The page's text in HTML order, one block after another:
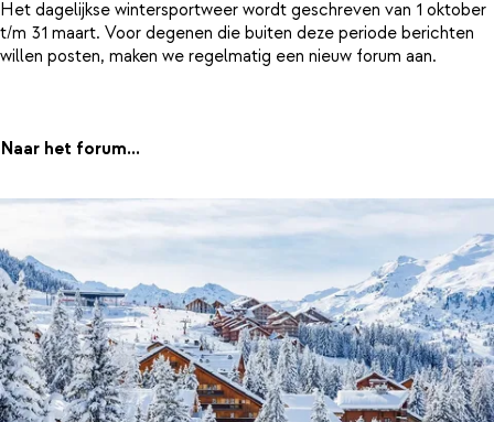
Het dagelijkse wintersportweer wordt geschreven van 1 oktober
t/m 31 maart. Voor degenen die buiten deze periode berichten
willen posten, maken we regelmatig een nieuw forum aan.
Naar het forum...